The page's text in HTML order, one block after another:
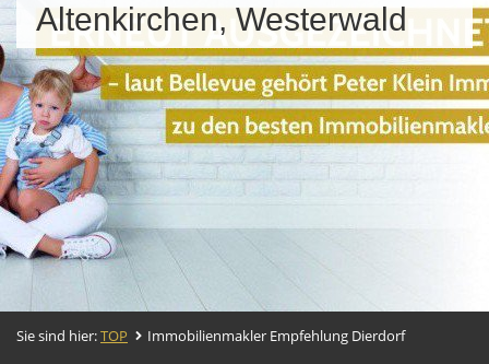
Altenkirchen, Westerwald
Sie sind hier:TOP Immobilienmakler Empfehlung Dierdorf